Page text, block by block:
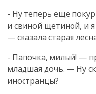
- Ну теперь еще
и свиной щетиной, и
— сказала старая
- Папочка, милый! —
младшая дочь. — Ну
иностранцы?